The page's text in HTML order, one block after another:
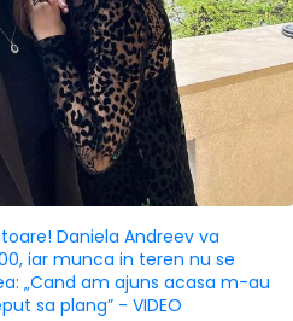
Daniela Andreev va
iar munca in teren nu se
„Cand am ajuns acasa m-au
sa plang” - VIDEO